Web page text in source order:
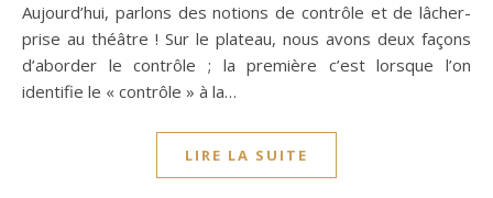
Aujourd’hui, parlons des notions de contrôle et de lâcher-
prise au théâtre ! Sur le plateau, nous avons deux façons
d’aborder le contrôle ; la première c’est lorsque l’on
identifie le « contrôle » à la…
LIRE LA SUITE